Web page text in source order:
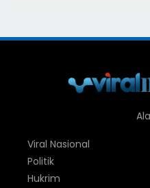
Viral Nasional
Politik
Hukrim